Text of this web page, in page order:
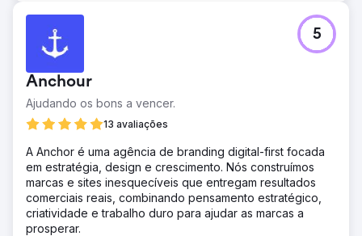
Anchour
Ajudando os bons a vencer.
13 avaliações
5
A Anchor é uma agência de branding digital-first focada
em estratégia, design e crescimento. Nós construímos
marcas e sites inesquecíveis que entregam resultados
comerciais reais, combinando pensamento estratégico,
criatividade e trabalho duro para ajudar as marcas a
prosperar.